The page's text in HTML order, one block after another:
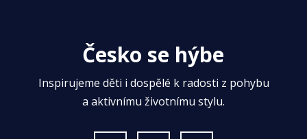
Česko se hýbe
Inspirujeme děti i dospělé k radosti z pohybu
a aktivnímu životnímu stylu.